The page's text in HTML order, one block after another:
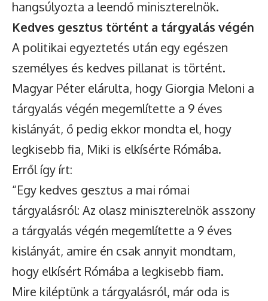
hangsúlyozta a leendő miniszterelnök.
Kedves gesztus történt a tárgyalás végén
A politikai egyeztetés után egy egészen
személyes és kedves pillanat is történt.
Magyar Péter elárulta, hogy Giorgia Meloni a
tárgyalás végén megemlítette a 9 éves
kislányát, ő pedig ekkor mondta el, hogy
legkisebb fia, Miki is elkísérte Rómába.
Erről így írt:
“Egy kedves gesztus a mai római
tárgyalásról: Az olasz miniszterelnök asszony
a tárgyalás végén megemlítette a 9 éves
kislányát, amire én csak annyit mondtam,
hogy elkísért Rómába a legkisebb fiam.
Mire kiléptünk a tárgyalásról, már oda is